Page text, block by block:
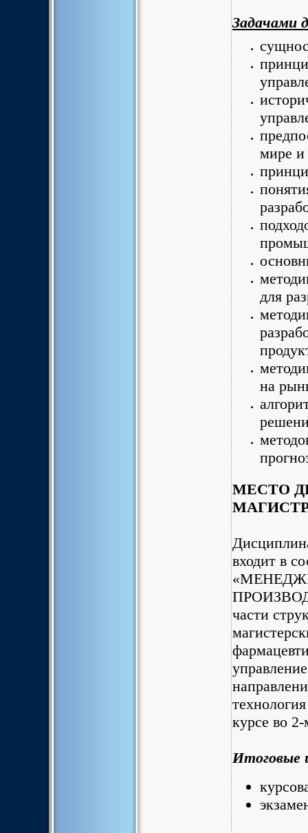
Задачами
мире и
для
на
МЕСТО
входит в
части
курсе во
Итоговые